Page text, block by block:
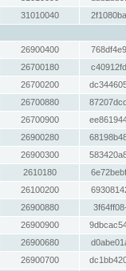
31010040
26900400
26700180
26700200
26700880
26700900
26900280
26900300
2610180
26100200
26900880
26900900
26900680
26900700